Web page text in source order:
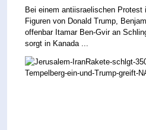
Bei einem antiisraelischen Protest
Figuren von Donald Trump,
offenbar Itamar Ben-Gvir an
sorgt in Kanada ...